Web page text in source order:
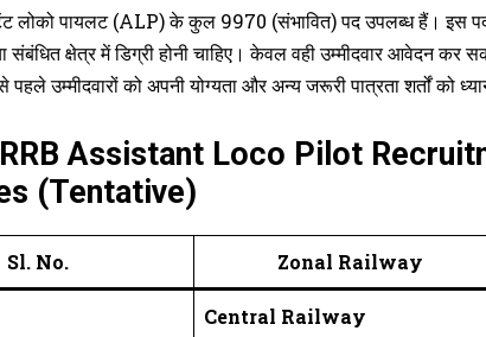
लोको पायलट (ALP) के कुल 9970 (संभावित) पद उपलब्ध हैं। इस पद
संबंधित क्षेत्र में डिग्री होनी चाहिए। केवल वही उम्मीदवार आवेदन कर
उम्मीदवारों को अपनी योग्यता और अन्य जरूरी पात्रता शर्तों को
Assistant Loco Pilot
(Tentative)
Sl. No. Zonal Railway
Central Railway